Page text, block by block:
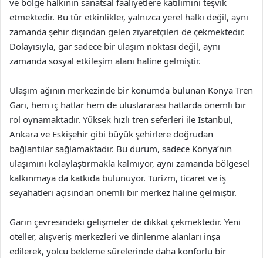
ve bölge halkının sanatsal faaliyetlere katılımını teşvik
etmektedir. Bu tür etkinlikler, yalnızca yerel halkı değil, aynı
zamanda şehir dışından gelen ziyaretçileri de çekmektedir.
Dolayısıyla, gar sadece bir ulaşım noktası değil, aynı
zamanda sosyal etkileşim alanı haline gelmiştir.
Ulaşım ağının merkezinde bir konumda bulunan Konya Tren
Garı, hem iç hatlar hem de uluslararası hatlarda önemli bir
rol oynamaktadır. Yüksek hızlı tren seferleri ile İstanbul,
Ankara ve Eskişehir gibi büyük şehirlere doğrudan
bağlantılar sağlamaktadır. Bu durum, sadece Konya’nın
ulaşımını kolaylaştırmakla kalmıyor, aynı zamanda bölgesel
kalkınmaya da katkıda bulunuyor. Turizm, ticaret ve iş
seyahatleri açısından önemli bir merkez haline gelmiştir.
Garın çevresindeki gelişmeler de dikkat çekmektedir. Yeni
oteller, alışveriş merkezleri ve dinlenme alanları inşa
edilerek, yolcu bekleme sürelerinde daha konforlu bir